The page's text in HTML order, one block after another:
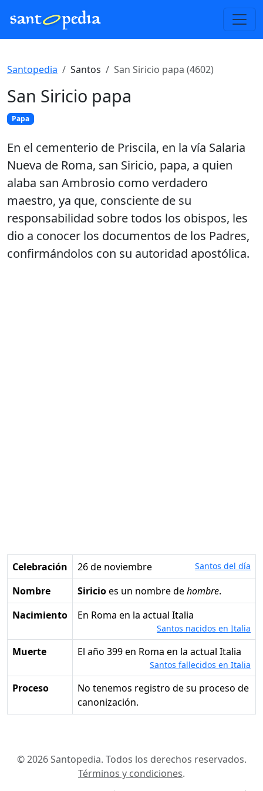
Santopedia Santos San Siricio papa (4602)
San Siricio papa
Papa
En el cementerio de Priscila, en la vía Salaria
Nueva de Roma, san Siricio, papa, a quien
alaba san Ambrosio como verdadero
maestro, ya que, consciente de su
responsabilidad sobre todos los obispos, les
dio a conocer los documentos de los Padres,
confirmándolos con su autoridad apostólica.
Celebración 26 de noviembre Santos del día
Nombre Siricioes un nombre dehombre.
Nacimiento
en Roma en la actual Italia
Santos nacidos en Italia
Muerte el año 399 en Roma en la actual Italia
Santos fallecidos en Italia
Proceso
No tenemos registro de su proceso de
canonización.
© 2026 Santopedia. Todos los derechos reservados.
Términos y condiciones.